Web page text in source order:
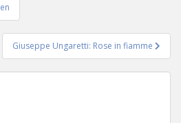
Giuseppe Ungaretti: Rose in fiamme